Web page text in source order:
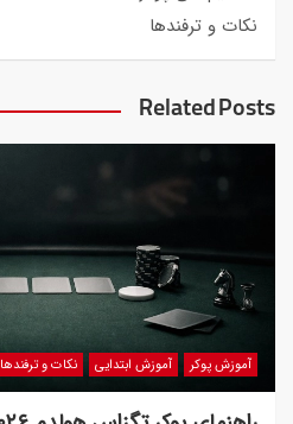
نکات و ترفندها
Related Posts
آموزش پوکر آموزش ابتدایی نکات و ترفندها